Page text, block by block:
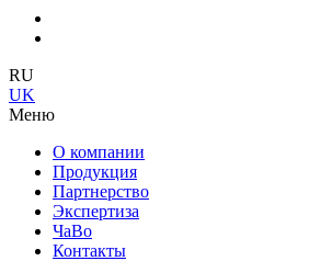
RU
UK
Меню
О компании
Продукция
Партнерство
Экспертиза
ЧаВо
Контакты